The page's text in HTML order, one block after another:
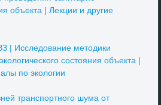
объекта | Лекции и другие
| Исследование методики
состояния объекта |
по экологии
транспортного шума от